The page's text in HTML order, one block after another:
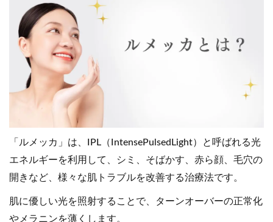
「ルメッカ」は、IPL（IntensePulsedLight）と呼ばれる光
エネルギーを利用して、シミ、そばかす、赤ら顔、毛穴の
開きなど、様々な肌トラブルを改善する治療法です。
肌に優しい光を照射することで、ターンオーバーの正常化
やメラニンを薄くします。